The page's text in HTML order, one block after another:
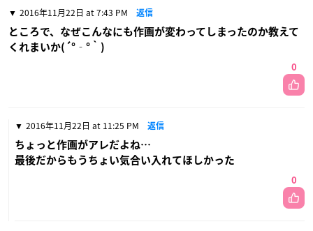
2016年11月22日 at 7:43 PM 返信
ところで、なぜこんなにも作画が変わってしまったのか教えて
くれまいか(´°‐°｀)
0
2016年11月22日 at 11:25 PM 返信
ちょっと作画がアレだよね…
最後だからもうちょい気合い入れてほしかった
0